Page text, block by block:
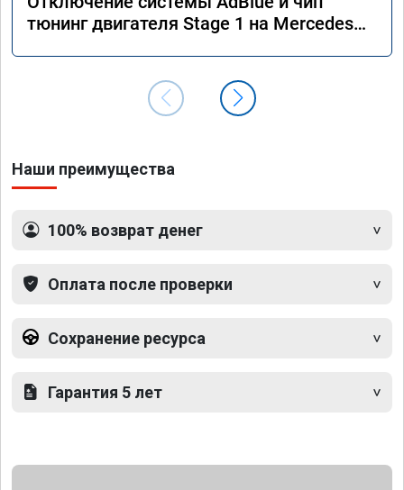
тюнинг двигателя Stage 1 на Mercedes
Наши преимущества
100% возврат денег
Оплата после проверки
Сохранение ресурса
Гарантия 5 лет